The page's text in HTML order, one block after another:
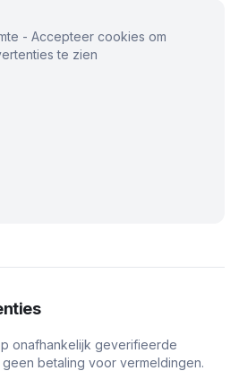
- Accepteer cookies om
te zien
onafhankelijk geverifieerde
betaling voor vermeldingen.